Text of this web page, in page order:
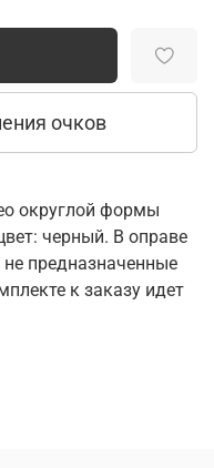
очков
округлой формы
черный. В оправе
предназначенные
к заказу идет